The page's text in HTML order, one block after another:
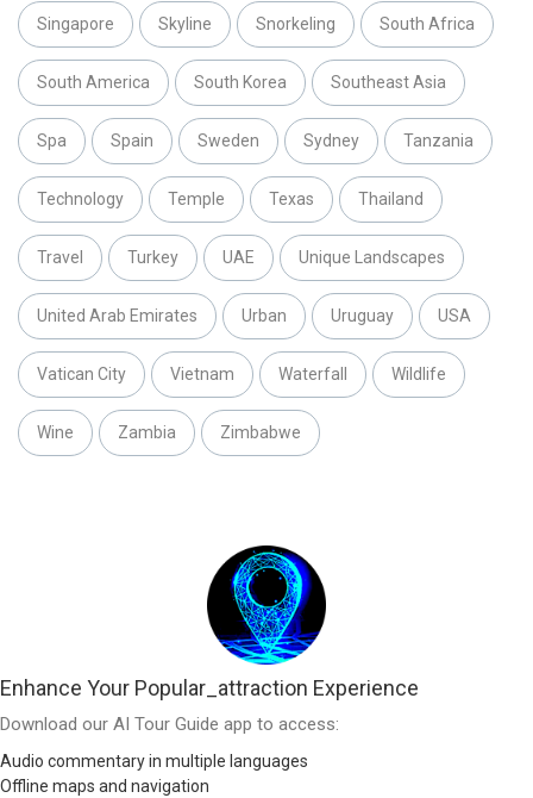
Singapore Skyline Snorkeling South Africa
South America South Korea Southeast Asia
Spa Spain Sweden Sydney Tanzania
Technology Temple Texas Thailand
Travel Turkey UAE Unique Landscapes
United Arab Emirates Urban Uruguay USA
Vatican City Vietnam Waterfall Wildlife
Wine Zambia Zimbabwe
Enhance Your Popular_attraction Experience
Download our AI Tour Guide app to access:
Audio commentary in multiple languages
Offline maps and navigation